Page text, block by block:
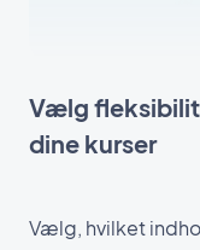
Vælg
dine kurser
Vælg, hvilket